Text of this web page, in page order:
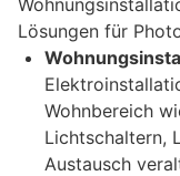
Lösungen für
Wohnbereich
Lichtschaltern,
Austausch